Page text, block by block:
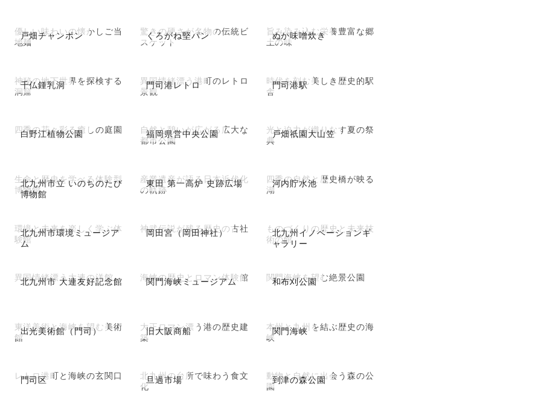
戸畑チャンポン
優しい味わいの懐かしご当
地麺
くろがね堅パン
驚きの硬さが名物の伝統ビ
スケット
ぬか味噌炊き
旨み染み込む栄養豊富な郷
土の味
千仏鍾乳洞
神秘の地下世界を探検する
洞窟
門司港レトロ
異国情緒漂う港町のレトロ
景観
門司港駅
時代を刻む美しき歴史的駅
舎
白野江植物公園
四季の花々彩る癒しの庭園 福岡県営中央公園
自然と憩いが広がる広大な
都市公園
戸畑祇園大山笠
光と迫力が織りなす夏の祭
典
北九州市立 いのちのたび
博物館
生命と歴史を学べる体験型
博物館
東田 第一高炉 史跡広場
産業遺産が語る日本近代化
の軌跡
河内貯水池
四季の自然と歴史橋が映る
湖
北九州市環境ミュージア
ム
環境と未来を楽しく学ぶ体
験館
岡田宮（岡田神社）
神武伝説が残る歴史の古社
北九州イノベーションギ
ャラリー
ものづくりの歴史と未来技
術の館
北九州市 大連友好記念館
異国情緒漂う大連の洋館 関門海峡ミュージアム
海峡の歴史とロマン体験館 和布刈公園
関門海峡を望む絶景公園
出光美術館（門司）
東洋美術と海峡を望む美術
館
旧大阪商船
大正ロマン漂う港の歴史建
築
関門海峡
本州と九州を結ぶ歴史の海
峡
門司区
レトロ港町と海峡の玄関口 旦過市場
北九州の台所で味わう食文
化
到津の森公園
動物と自然に出会う森の公
園